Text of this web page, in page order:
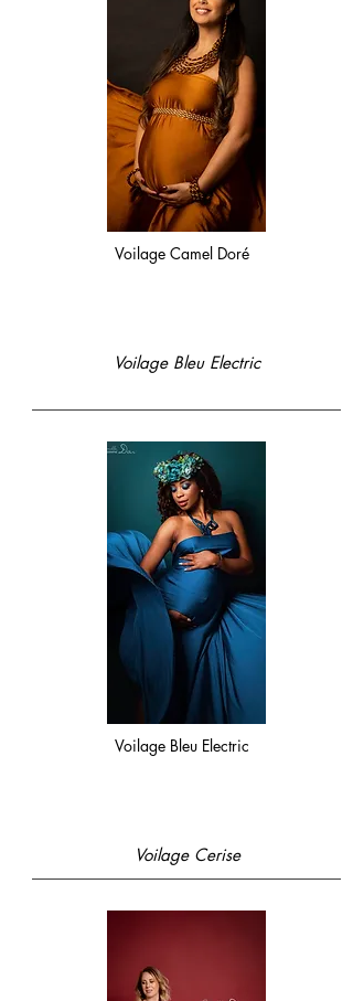
Voilage Camel Doré
Voilage Bleu Electric
Voilage Bleu Electric
Voilage Cerise